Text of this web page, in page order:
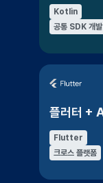
Kotlin
공통 SDK 개발
플러터 +
Flutter
크로스 플랫폼